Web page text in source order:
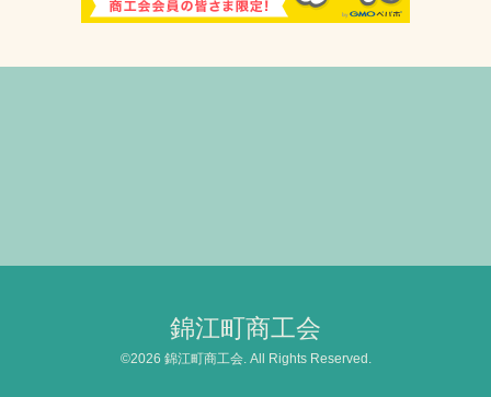
錦江町商工会
©2026 錦江町商工会. All Rights Reserved.